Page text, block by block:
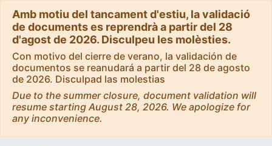
Amb motiu del tancament d'estiu, la validació
de documents es reprendrà a partir del 28
d'agost de 2026. Disculpeu les molèsties.
Con motivo del cierre de verano, la validación de
documentos se reanudará a partir del 28 de agosto
de 2026. Disculpad las molestias
Due to the summer closure, document validation will
resume starting August 28, 2026. We apologize for
any inconvenience.